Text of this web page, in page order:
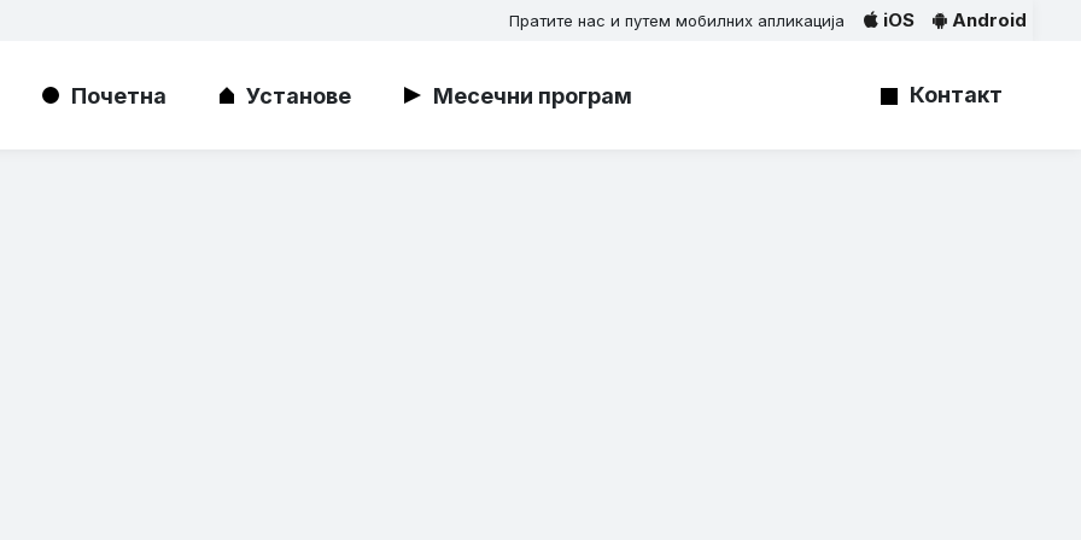
Пратите нас и путем мобилних апликација Android
iOS
Почетна Установе Месечни програм Контакт